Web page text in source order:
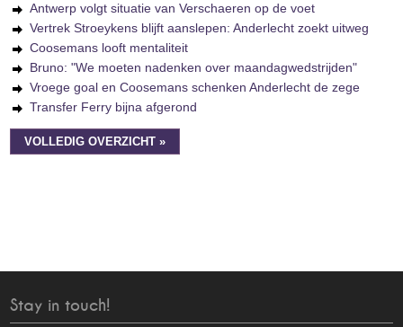
Antwerp volgt situatie van Verschaeren op de voet
Vertrek Stroeykens blijft aanslepen: Anderlecht zoekt uitweg
Coosemans looft mentaliteit
Bruno: "We moeten nadenken over maandagwedstrijden"
Vroege goal en Coosemans schenken Anderlecht de zege
Transfer Ferry bijna afgerond
VOLLEDIG OVERZICHT »
Stay in touch!